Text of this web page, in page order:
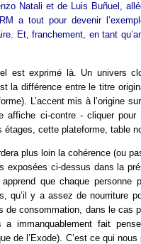
Natali et de Luis Buñuel,
a tout pour devenir
Et, franchement, en tant
est exprimé là. Un univers
la différence entre le titre
L’accent mis à l’origine
affiche ci-contre - cliquer
étages, cette plateforme, table
plus loin la cohérence (ou
exposées ci-dessus dans la
apprend que chaque
qu’il y a assez de nourriture
de consommation, dans le cas
a immanquablement fait
de l’Exode). C’est ce qui